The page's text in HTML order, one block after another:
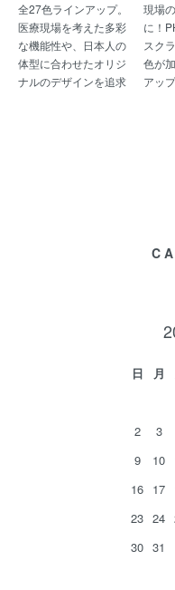
全27色ラインアップ。
医療現場を考えた多彩
な機能性や、日本人の
体型に合わせたオリジ
ナルのデザインを追求
現場
に！
スク
色が
アップ
日 月
2
3
9
10
16 17
23 24
30 31